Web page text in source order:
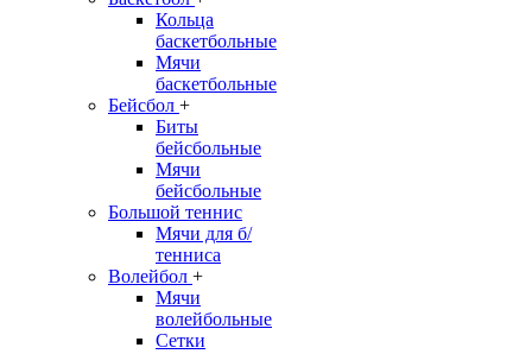
Кольца
баскетбольные
Мячи
баскетбольные
Бейсбол +
Биты
бейсбольные
Мячи
бейсбольные
Большой теннис
Мячи для б/
тенниса
Волейбол +
Мячи
волейбольные
Сетки